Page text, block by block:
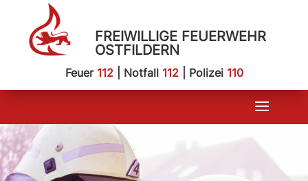
FREIWILLIGE FEUERWEHR
OSTFILDERN
Feuer 112| Notfall 112| Polizei 110